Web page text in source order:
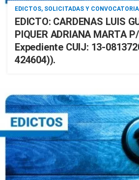
EDICTOS, SOLICITADAS Y
EDICTO: CARDENAS LUIS
PIQUER ADRIANA MARTA
Expediente CUIJ: 13-
424604)).